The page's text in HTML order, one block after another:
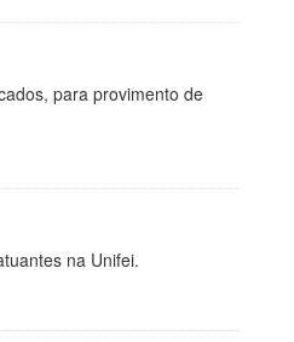
para provimento de
na Unifei.